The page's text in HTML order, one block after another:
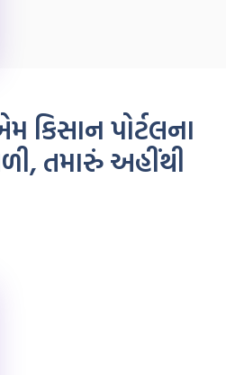
કિસાન પોર્ટલના
તમારું અહીંથી